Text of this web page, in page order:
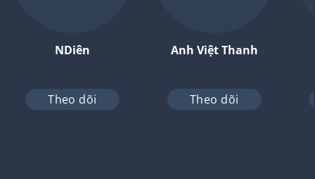
NDiên
Theo dõi
Anh Việt Thanh
Theo dõi